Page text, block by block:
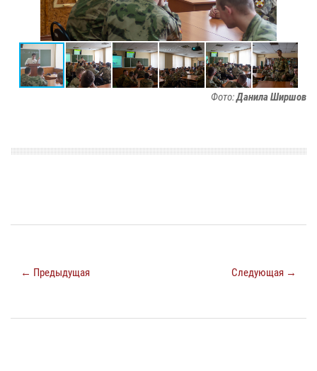
Фото:Данила Ширшов
← Предыдущая Следующая →